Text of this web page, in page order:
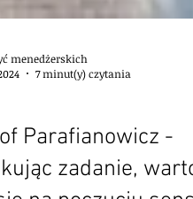
menedżerskich
Parafianowicz -